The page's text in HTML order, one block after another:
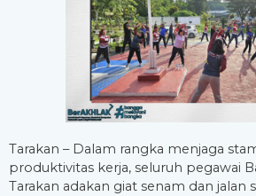
Tarakan – Dalam rangka menjaga
produktivitas kerja, seluruh pegawai
Tarakan adakan giat senam dan jalan